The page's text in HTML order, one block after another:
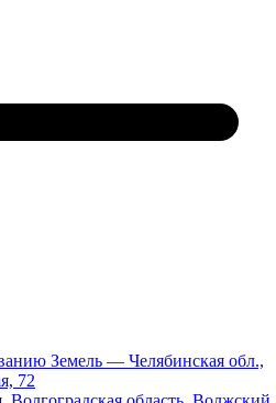
Земель — Челябинская обл.,
72